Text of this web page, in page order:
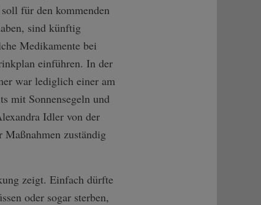
für den kommenden
sind künftig
Medikamente bei
einführen. In der
war lediglich einer am
mit Sonnensegeln und
Idler von der
zuständig
zeigt. Einfach dürfte
oder sogar sterben,